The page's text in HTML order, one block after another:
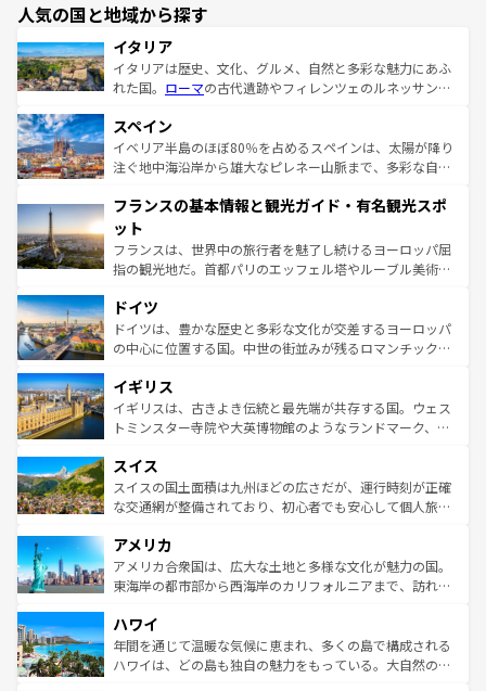
人気の国と地域から探す
イタリア
イタリアは歴史、文化、グルメ、自然と多彩な魅力にあふ
れた国。 ローマの古代遺跡やフィレンツェのルネッサンス
ろん、トスカーナの美しい田園風景やアマルフィ海岸の絶
景など、自然景観も見逃せない。観光の合間には、本場の
ピザやパスタなど、絶品のイタリア料理を堪能することも
ませてくれるイタリアで、忘れられない旅をしてみよう！
なお、新着のイタリア情報は
しい。
スペイン
イベリア半島のほぼ80％を占めるスペインは、太陽が降り
注ぐ地中海沿岸から雄大なピレネー山脈まで、多彩な自然
文化が根付くこの国では、情熱的なフラメンコ、熱気あふ
れる闘牛、そして美味しいタパスが生活の一部となってい
る。首都マドリードの洗練された雰囲気や、バルセロナの
アートに溢れた街角から、地方では古代ローマ遺跡や中世
せる。地方によって風土や気候が異なるスペインはその個
性で訪れる人を魅了する。 なお、新着のスペイン情報は コ
ンテンツ一覧を参照してほしい。
フランスの基本情報と観光ガイド・有名観光スポ
ット
フランスは、世界中の旅行者を魅了し続けるヨーロッパ屈
指の観光地だ。首都パリのエッフェル塔やルーブル美術館
で、幅広い魅力が詰まっている。華麗な宮殿、歴史的な大
聖堂、美しいビーチ、そして豊かな自然が、訪れる者を心
から魅了する。また、フランスは美食の国としても知ら
いる。シャンパンの発祥地であるランス、プロヴァンスの
香り高いラベンダー畑など、多彩な楽しみ方が可能だ。さ
らに、パリ以外の地域にも魅力が溢れており、どの街角に
れる地方に足を運ぶとそれぞれで全く異なる文化を体験で
きるだろう。 なお、新着のフランス情報はコンテンツ一覧
を参照してほしい。
ドイツ
ドイツは、豊かな歴史と多彩な文化が交差するヨーロッパ
の中心に位置する国。中世の街並みが残るロマンチック街
顔を持つこの国は、どこを歩いても飽きることがない。ベ
ルリンの文化的活気、バイエルン州のアルプスの絶景、そ
してライン川沿いのワイン畑といった風景は必見。ビール
は、お酒好きな人にはぜひ体験してほしい。 なお、新着の
ドイツ情報はコンテンツ一覧を参照してほしい。
イギリス
イギリスは、古きよき伝統と最先端が共存する国。ウェス
トミンスター寺院や大英博物館のようなランドマーク、歴
リアごとに異なる魅力がある。また、優雅なアフタヌーン
ティー、ビール好きにはたまらない英国パブ、サッカー観
戦など、本場だからこそできる体験も豊富。イギリスを旅
ンツ一覧を参照してほしい。
スイス
スイスの国土面積は九州ほどの広さだが、運行時刻が正確
な交通網が整備されており、初心者でも安心して個人旅行
の建物がそのまま残る町や、スイスならではのユニークな
博物館もあり、アルプス観光だけでなく町歩きも満喫する
ことができる。国民の所得が高いため物価も高いが、旅行
ば市内交通費無料で観光を楽しむこともできる。 なお、新
着のスイス情報はコンテンツ一覧 を参照してほしい。
アメリカ
アメリカ合衆国は、広大な土地と多様な文化が魅力の国。
東海岸の都市部から西海岸のカリフォルニアまで、訪れる
のような巨大都市は、観光、ショッピング、エンターテイ
ンメントが詰まった刺激的なスポットだ。一方、アメリカ
西部には大自然が広がり、グランドキャニオンやイエロー
ハワイ
年間を通じて温暖な気候に恵まれ、多くの島で構成される
ハワイは、どの島も独自の魅力をもっている。大自然の神